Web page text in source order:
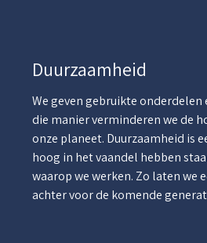
Duurzaamheid
We geven gebruikte onderdelen
die manier verminderen we de
onze planeet. Duurzaamheid is
hoog in het vaandel hebben
waarop we werken. Zo laten we
achter voor de komende